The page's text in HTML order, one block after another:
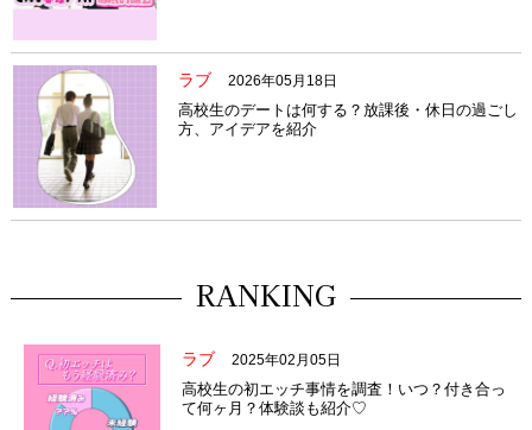
ラブ 2026年05月18日
高校生のデートは何する？放課後・休日の過ごし
方、アイデアを紹介
RANKING
ラブ 2025年02月05日
高校生の初エッチ事情を調査！いつ？付き合っ
て何ヶ月？体験談も紹介♡